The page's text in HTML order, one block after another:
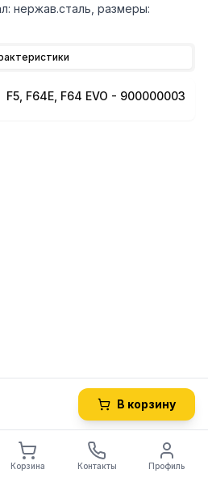
нержав.сталь, размеры:
F5, F64E, F64 EVO - 900000003
В корзину
Корзина Контакты Профиль